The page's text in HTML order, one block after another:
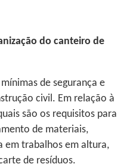
do canteiro de
de segurança e
civil. Em relação à
são os requisitos para
de materiais,
em trabalhos em altura,
de resíduos.